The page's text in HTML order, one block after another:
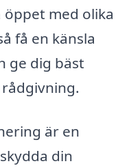
med olika
få en känsla
ge dig bäst
är en
din